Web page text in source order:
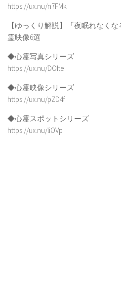
https://ux.nu/n7FMk
【ゆっくり解説】「夜眠れなく
霊映像6選
◆心霊写真シリーズ
https://ux.nu/DOIte
◆心霊映像シリーズ
https://ux.nu/pZD4f
◆心霊スポットシリーズ
https://ux.nu/liOVp